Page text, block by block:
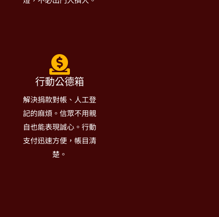
行動公德箱
解決捐款對帳、人工登
記的麻煩。信眾不用親
自也能表現誠心。行動
支付迅速方便，帳目清
楚。